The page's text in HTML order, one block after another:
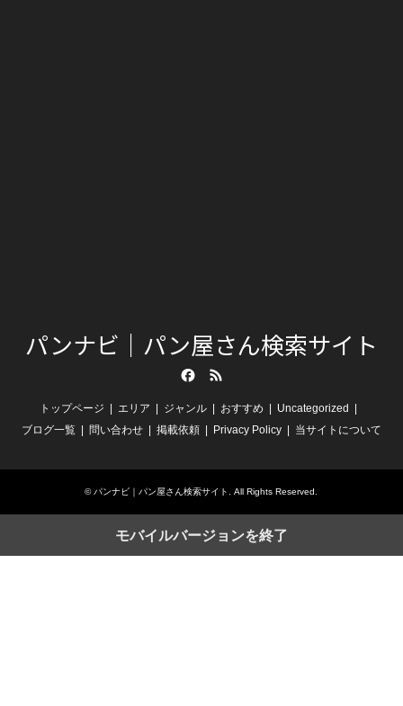
パンナビ｜パン屋さん検索サイト
トップページ エリア ジャンル おすすめ
Uncategorized
ブログ一覧
問い合わせ 掲載依頼 Privacy Policy 当サイトについて
© パンナビ｜パン屋さん検索サイト . All Rights Reserved.
モバイルバージョンを終了